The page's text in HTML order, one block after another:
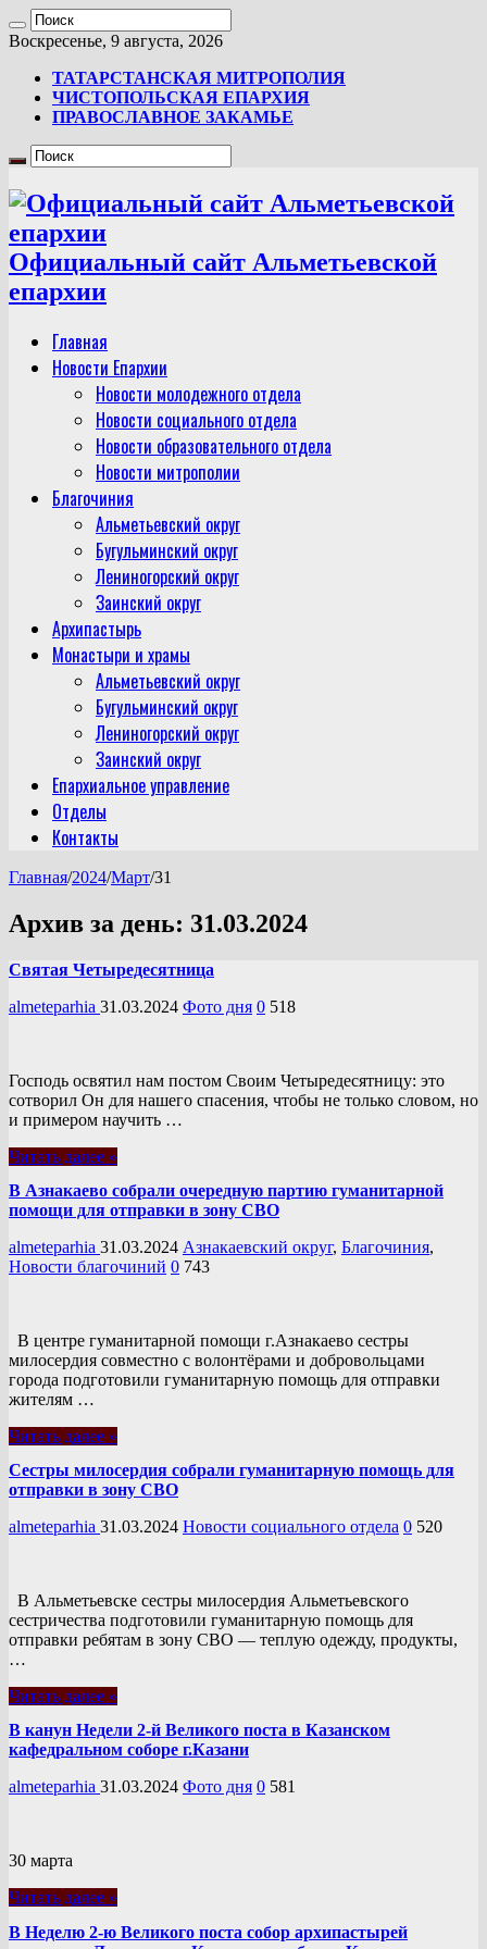
Воскресенье, 9 августа, 2026
ТАТАРСТАНСКАЯ МИТРОПОЛИЯ
ЧИСТОПОЛЬСКАЯ ЕПАРХИЯ
ПРАВОСЛАВНОЕ ЗАКАМЬЕ
Официальный сайт Альметьевской
епархии
Главная
Новости Епархии
Новости молодежного отдела
Новости социального отдела
Новости образовательного отдела
Новости митрополии
Благочиния
Альметьевский округ
Бугульминский округ
Лениногорский округ
Заинский округ
Архипастырь
Монастыри и храмы
Альметьевский округ
Бугульминский округ
Лениногорский округ
Заинский округ
Епархиальное управление
Отделы
Контакты
Главная/2024/Март/31
Архив за день: 31.03.2024
Святая Четыредесятница
almeteparhia 31.03.2024 Фото дня 0 518
Господь освятил нам постом Своим Четыредесятницу: это
сотворил Он для нашего спасения, чтобы не только словом, но
и примером научить …
Читать далее »
В Азнакаево собрали очередную партию гуманитарной
помощи для отправки в зону СВО
almeteparhia 31.03.2024 Азнакаевский округ, Благочиния,
Новости благочиний 0 743
В центре гуманитарной помощи г.Азнакаево сестры
милосердия совместно с волонтёрами и добровольцами
города подготовили гуманитарную помощь для отправки
жителям …
Читать далее »
Сестры милосердия собрали гуманитарную помощь для
отправки в зону СВО
almeteparhia 31.03.2024 Новости социального отдела 0 520
В Альметьевске сестры милосердия Альметьевского
сестричества подготовили гуманитарную помощь для
отправки ребятам в зону СВО — теплую одежду, продукты,
…
Читать далее »
В канун Недели 2-й Великого поста в Казанском
кафедральном соборе г.Казани
almeteparhia 31.03.2024 Фото дня 0 581
30 марта
Читать далее »
В Неделю 2-ю Великого поста собор архипастырей